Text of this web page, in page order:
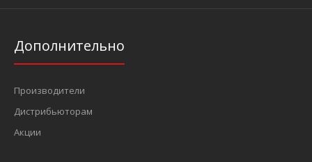
Дополнительно
Производители
Дистрибьюторам
Акции